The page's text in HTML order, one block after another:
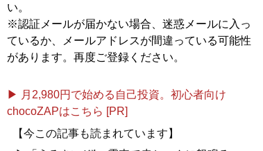
い。
※認証メールが届かない場合、迷惑メールに入っ
ているか、メールアドレスが間違っている可能性
があります。再度ご登録ください。
▶ 月2,980円で始める自己投資。初心者向け
chocoZAPはこちら [PR]
【今この記事も読まれています】